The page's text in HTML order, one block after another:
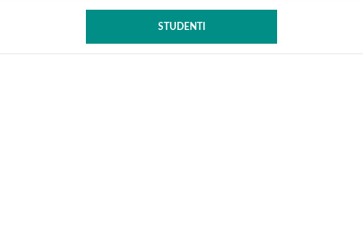
STUDENTI